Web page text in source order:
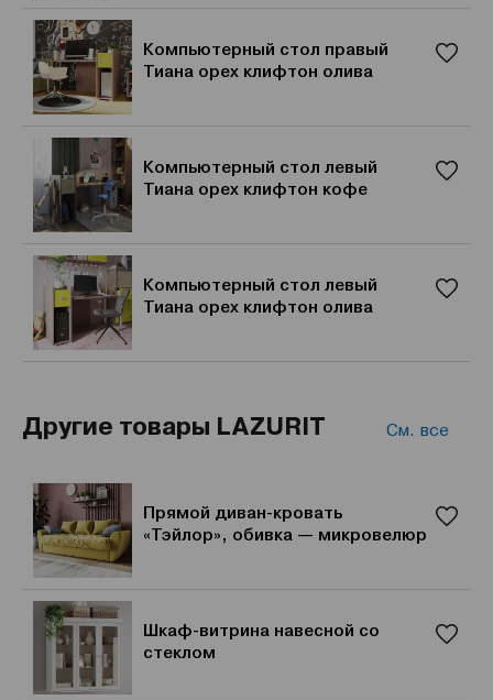
Компьютерный стол правый
Тиана орех клифтон олива
Компьютерный стол левый
Тиана орех клифтон кофе
Компьютерный стол левый
Тиана орех клифтон олива
Другие товары LAZURIT См. все
Прямой диван-кровать
«Тэйлор», обивка — микровелюр
Шкаф-витрина навесной со
стеклом